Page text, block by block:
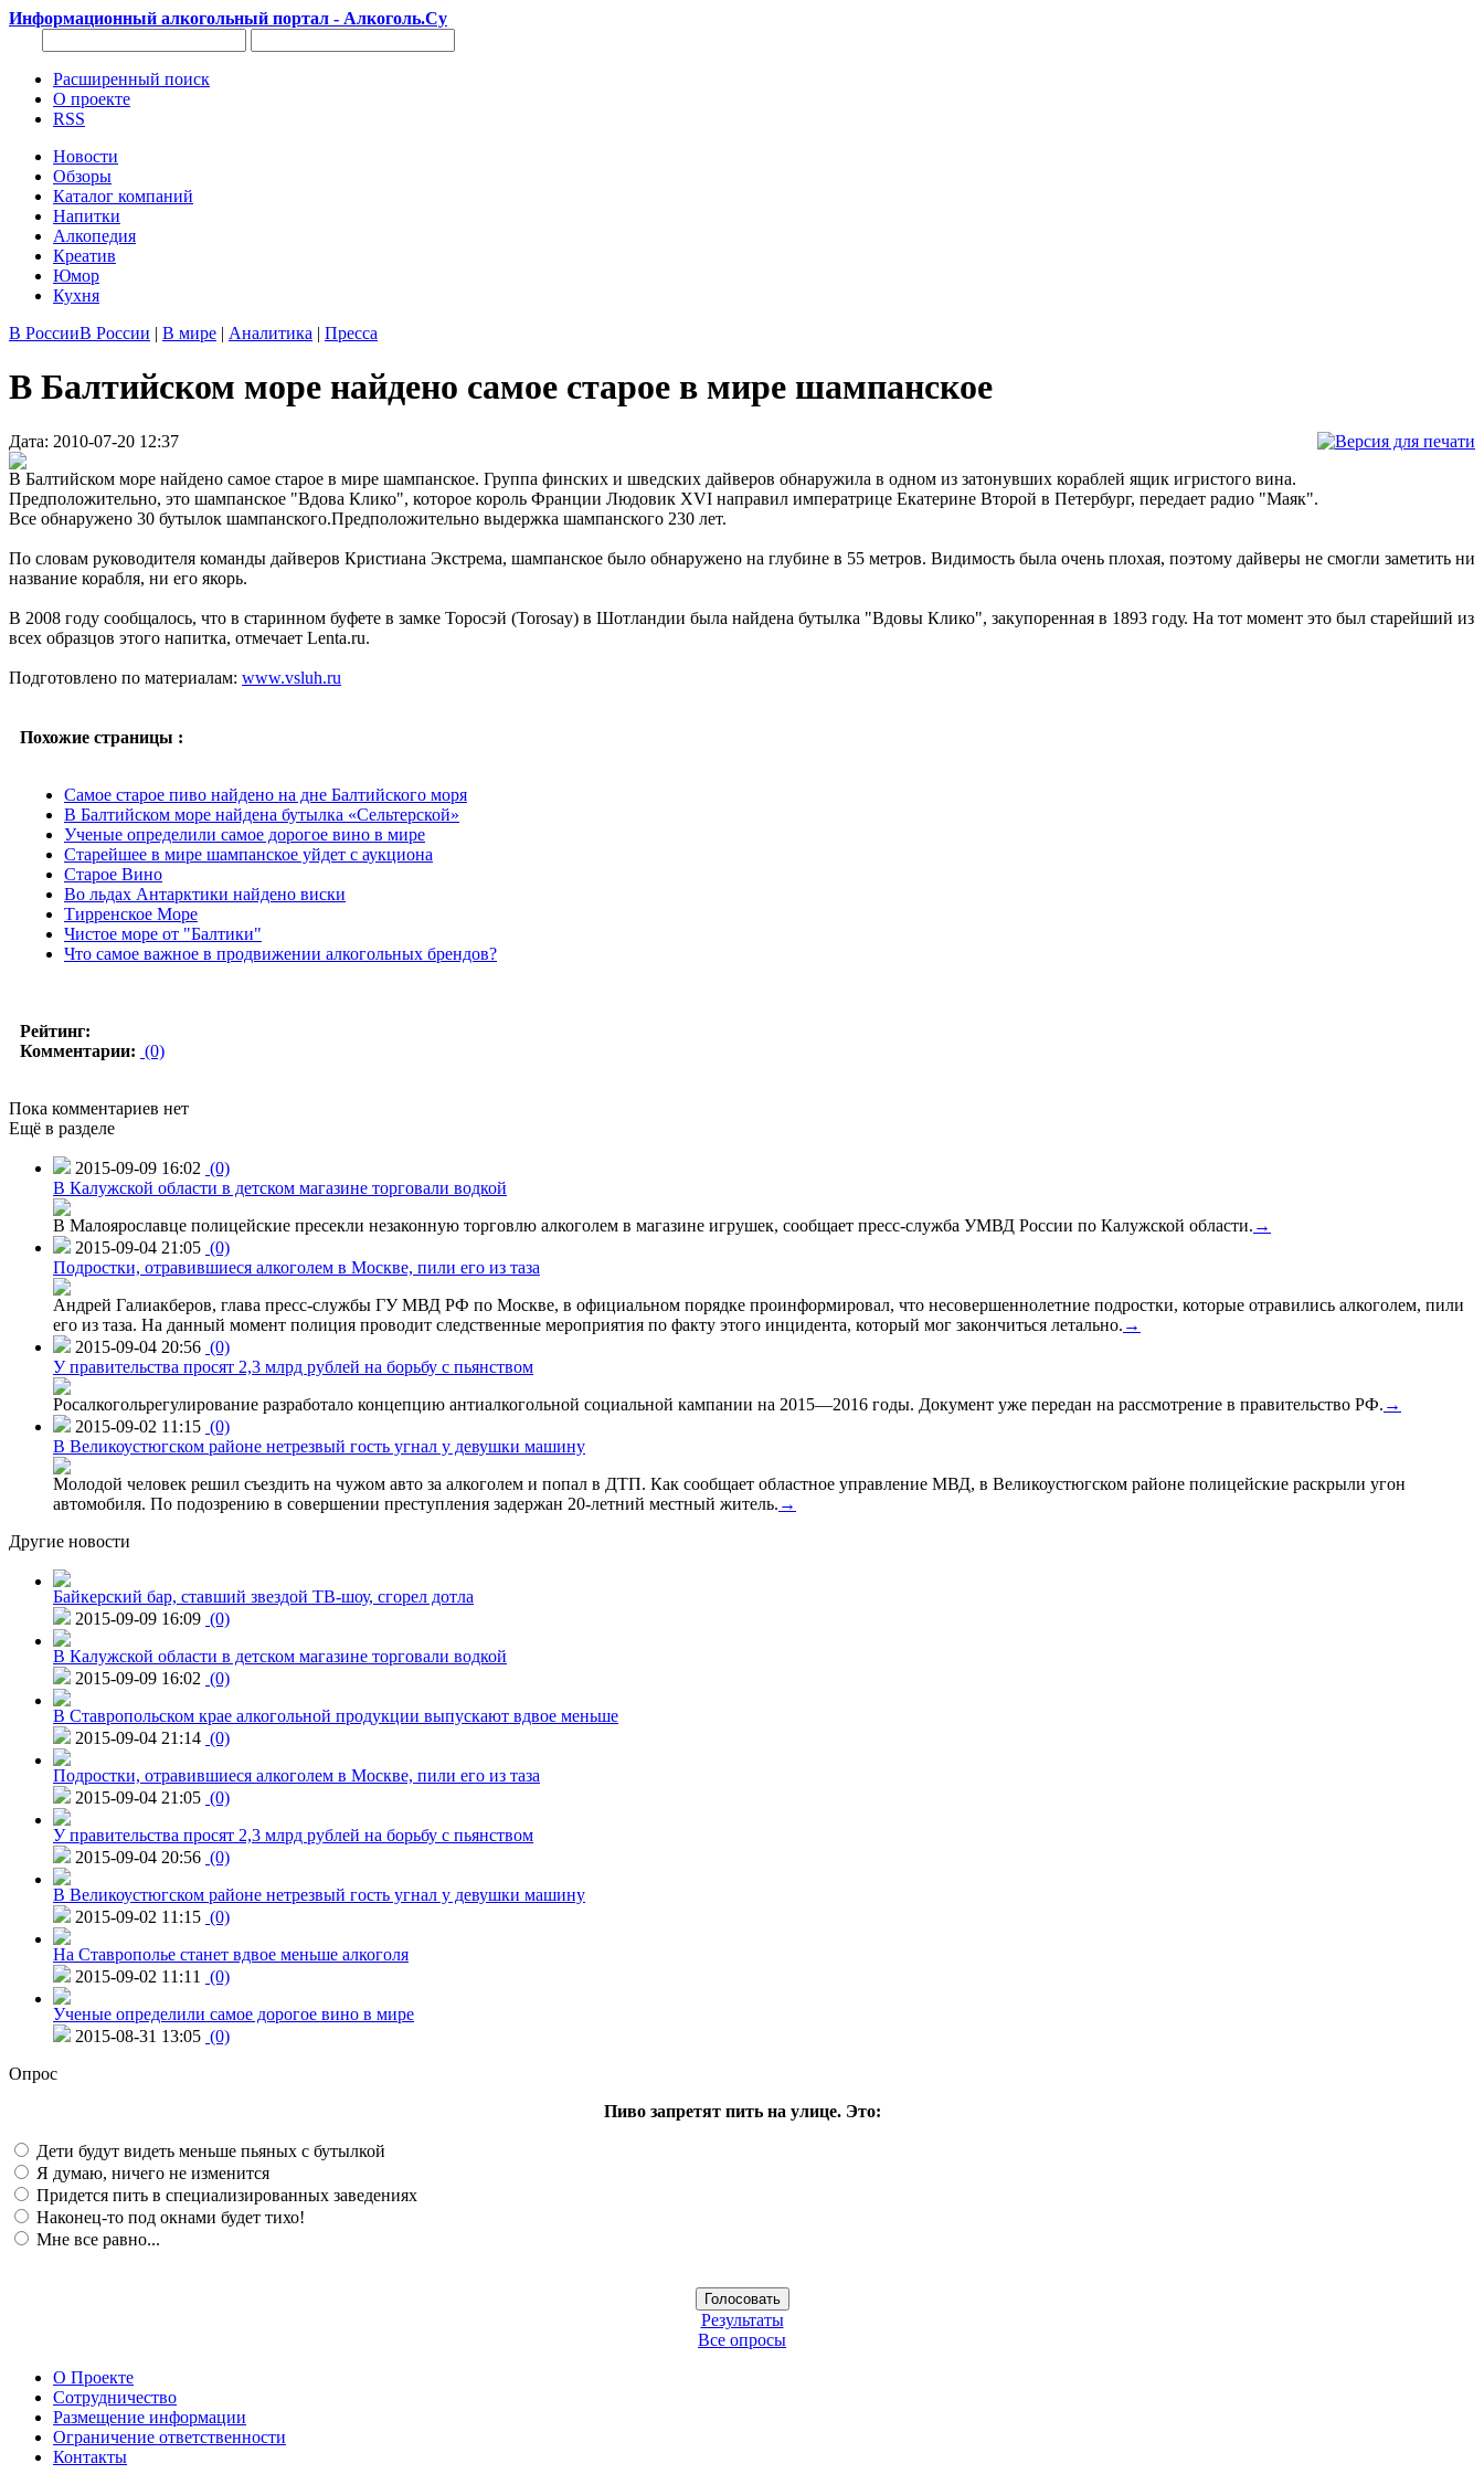
Информационный алкогольный портал - Алкоголь.Су
Расширенный поиск
О проекте
RSS
Новости
Обзоры
Каталог компаний
Напитки
Алкопедия
Креатив
Юмор
Кухня
В РоссииВ России | В мире | Аналитика | Пресса
В Балтийском море найдено самое старое в мире шампанское
Дата: 2010-07-20 12:37
В Балтийском море найдено самое старое в мире шампанское. Группа финских и шведских дайверов обнаружила в одном из затонувших кораблей ящик игристого вина.
Предположительно, это шампанское "Вдова Клико", которое король Франции Людовик XVI направил императрице Екатерине Второй в Петербург, передает радио "Маяк".
Все обнаружено 30 бутылок шампанского.Предположительно выдержка шампанского 230 лет.
По словам руководителя команды дайверов Кристиана Экстрема, шампанское было обнаружено на глубине в 55 метров. Видимость была очень плохая, поэтому дайверы не смогли заметить ни
название корабля, ни его якорь.
В 2008 году сообщалось, что в старинном буфете в замке Торосэй (Torosay) в Шотландии была найдена бутылка "Вдовы Клико", закупоренная в 1893 году. На тот момент это был старейший из
всех образцов этого напитка, отмечает Lenta.ru.
Подготовлено по материалам: www.vsluh.ru
Похожие страницы :
Самое старое пиво найдено на дне Балтийского моря
В Балтийском море найдена бутылка «Сельтерской»
Ученые определили самое дорогое вино в мире
Старейшее в мире шампанское уйдет с аукциона
Старое Вино
Во льдах Антарктики найдено виски
Тирренское Море
Чистое море от "Балтики"
Что самое важное в продвижении алкогольных брендов?
Рейтинг:
Комментарии: (0)
Пока комментариев нет
Ещё в разделе
2015-09-09 16:02 (0)
В Калужской области в детском магазине торговали водкой
В Малоярославце полицейские пресекли незаконную торговлю алкоголем в магазине игрушек, сообщает пресс-служба УМВД России по Калужской области. →
2015-09-04 21:05 (0)
Подростки, отравившиеся алкоголем в Москве, пили его из таза
Андрей Галиакберов, глава пресс-службы ГУ МВД РФ по Москве, в официальном порядке проинформировал, что несовершеннолетние подростки, которые отравились алкоголем, пили
его из таза. На данный момент полиция проводит следственные мероприятия по факту этого инцидента, который мог закончиться летально. →
2015-09-04 20:56 (0)
У правительства просят 2,3 млрд рублей на борьбу с пьянством
Росалкогольрегулирование разработало концепцию антиалкогольной социальной кампании на 2015—2016 годы. Документ уже передан на рассмотрение в правительство РФ. →
2015-09-02 11:15 (0)
В Великоустюгском районе нетрезвый гость угнал у девушки машину
Молодой человек решил съездить на чужом авто за алкоголем и попал в ДТП. Как сообщает областное управление МВД, в Великоустюгском районе полицейские раскрыли угон
автомобиля. По подозрению в совершении преступления задержан 20-летний местный житель. →
Другие новости
Байкерский бар, ставший звездой ТВ-шоу, сгорел дотла
2015-09-09 16:09 (0)
В Калужской области в детском магазине торговали водкой
2015-09-09 16:02 (0)
В Ставропольском крае алкогольной продукции выпускают вдвое меньше
2015-09-04 21:14 (0)
Подростки, отравившиеся алкоголем в Москве, пили его из таза
2015-09-04 21:05 (0)
У правительства просят 2,3 млрд рублей на борьбу с пьянством
2015-09-04 20:56 (0)
В Великоустюгском районе нетрезвый гость угнал у девушки машину
2015-09-02 11:15 (0)
На Ставрополье станет вдвое меньше алкоголя
2015-09-02 11:11
(0)
Ученые определили самое дорогое вино в мире
2015-08-31 13:05 (0)
Опрос
Пиво запретят пить на улице. Это:
Дети будут видеть меньше пьяных с бутылкой
Я думаю, ничего не изменится
Придется пить в специализированных заведениях
Наконец-то под окнами будет тихо!
Мне все равно...
Результаты
Все опросы
О Проекте
Сотрудничество
Размещение информации
Ограничение ответственности
Контакты